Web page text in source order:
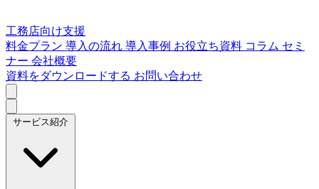
工務店向け支援
料金プラン 導入の流れ 導入事例 お役立ち資料 コラム セミ
ナー 会社概要
資料をダウンロードする お問い合わせ